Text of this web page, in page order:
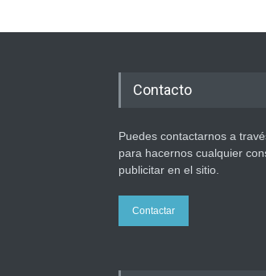
Contacto
Puedes contactarnos a
para hacernos cualquier
publicitar en el sitio.
Contactar